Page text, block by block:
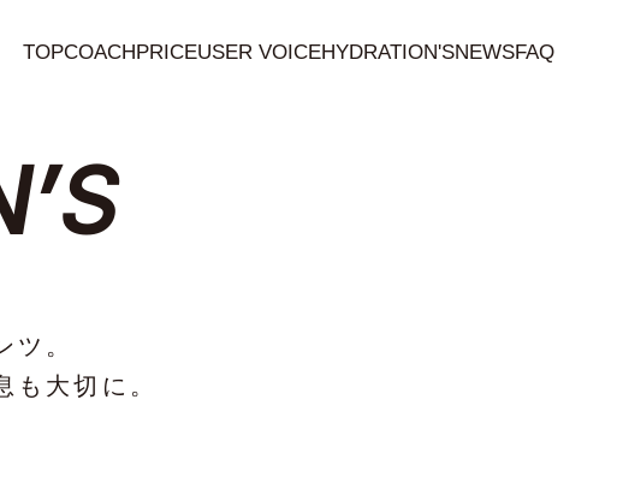
TOPCOACHPRICEUSER VOICEHYDRATION'SNEWSFAQ
ツ。
も大切に。